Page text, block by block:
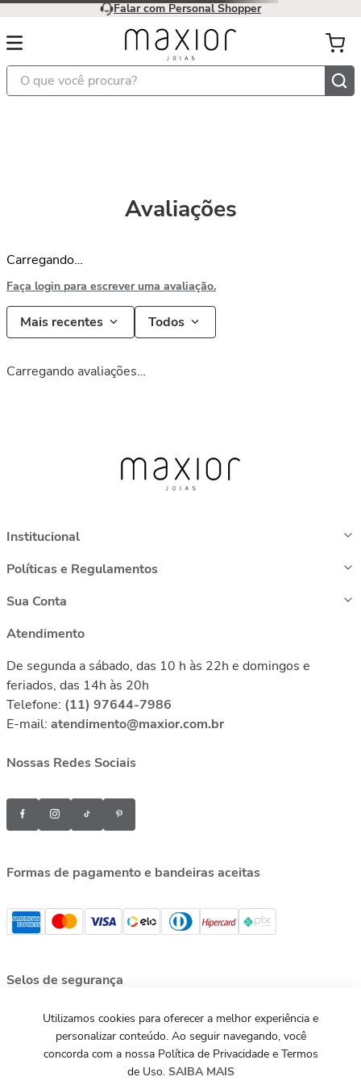
Falar com Personal Shopper
O que você procura?
Avaliações
Carregando…
Faça login para escrever uma avaliação.
Mais recentes Todos
Carregando avaliações…
Institucional
Políticas e Regulamentos
Sua Conta
Atendimento
De segunda a sábado, das 10 h às 22h e domingos e
feriados, das 14h às 20h
Telefone: (11) 97644-7986
E-mail: atendimento@maxior.com.br
Nossas Redes Sociais
Formas de pagamento e bandeiras aceitas
Selos de segurança
Utilizamos cookies para oferecer a melhor experiência e
personalizar conteúdo. Ao seguir navegando, você
concorda com a nossa Política de Privacidade e Termos
de Uso. SAIBA MAIS